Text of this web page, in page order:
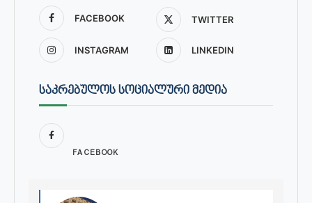
FACEBOOK TWITTER
INSTAGRAM LINKEDIN
ᲡᲐᲙᲠᲔᲑᲣᲚᲝᲡ ᲡᲝᲪᲘᲐᲚᲣᲠᲘ ᲛᲔᲓᲘᲐ
FACEBOOK